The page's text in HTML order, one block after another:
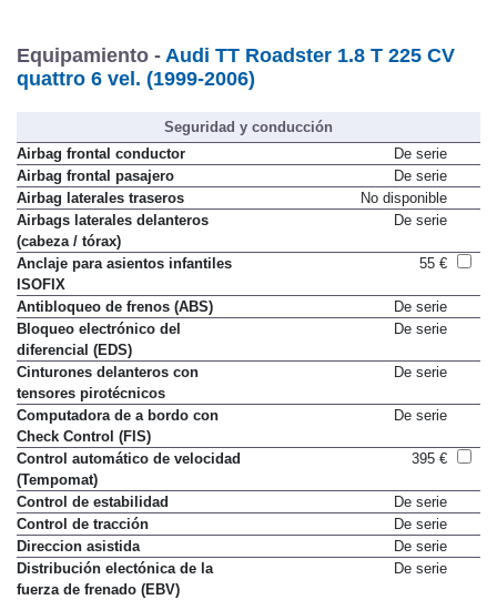
Equipamiento - Audi TT Roadster 1.8 T 225 CV
quattro 6 vel. (1999-2006)
Seguridad y conducción
Airbag frontal conductor
De serie
Airbag frontal pasajero
De serie
Airbag laterales traseros
No disponible
Airbags laterales delanteros
(cabeza / tórax)
De serie
Anclaje para asientos infantiles
ISOFIX
55 €
Antibloqueo de frenos (ABS)
De serie
Bloqueo electrónico del
diferencial (EDS)
De serie
Cinturones delanteros con
tensores pirotécnicos
De serie
Computadora de a bordo con
Check Control (FIS)
De serie
Control automático de velocidad
(Tempomat)
395 €
Control de estabilidad
De serie
Control de tracción
De serie
Direccion asistida
De serie
Distribución electónica de la
fuerza de frenado (EBV)
De serie